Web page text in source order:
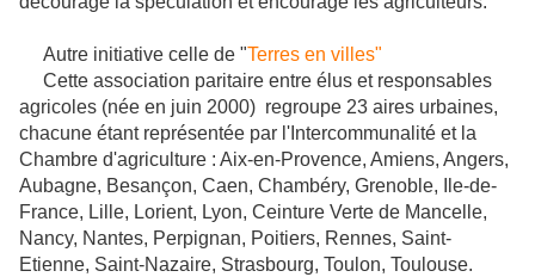
Autre initiative celle de "Terres en villes"
Cette association paritaire entre élus et responsables
agricoles (née en juin 2000) regroupe 23 aires urbaines,
chacune étant représentée par l'Intercommunalité et la
Chambre d'agriculture : Aix-en-Provence, Amiens, Angers,
Aubagne, Besançon, Caen, Chambéry, Grenoble, Ile-de-
France, Lille, Lorient, Lyon, Ceinture Verte de Mancelle,
Nancy, Nantes, Perpignan, Poitiers, Rennes, Saint-
Etienne, Saint-Nazaire, Strasbourg, Toulon, Toulouse.